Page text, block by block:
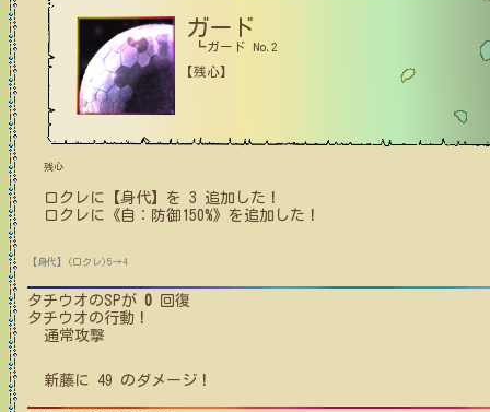
ガード
┗ガード No.2
【残心】
残心
ロクレ に【身代】を 3 追加した！
ロクレ に 《自：防御150%》 を追加した！
【身代】(ロクレ)5→4
タチウオのSPが 0 回復
タチウオの行動！
通常攻撃
新藤に 49 のダメージ！